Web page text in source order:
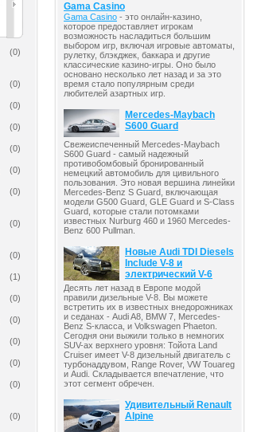
Масла Мост
(0)
(0)
(0)
(0)
(0)
(0)
(0)
(0)
(0)
(1)
(0)
(0)
(0)
(0)
(0)
(0)
Gama Casino
Gama Casino - это онлайн-казино,
которое предоставляет игрокам
возможность насладиться большим
выбором игр, включая игровые автоматы,
рулетку, блэкджек, баккара и другие
классические казино-игры. Оно было
основано несколько лет назад и за это
время стало популярным среди
любителей азартных игр.
Mercedes-Maybach
S600 Guard
Свежеиспеченный Mercedes-Maybach
S600 Guard - самый надежный
противобомбовый бронированный
немецкий автомобиль для цивильного
пользования. Это новая вершина линейки
Mercedes-Benz S Guard, включающая
модели G500 Guard, GLE Guard и S-Class
Guard, которые стали потомками
известных Nurburg 460 и 1960 Mercedes-
Benz 600 Pullman.
Новые Audi TDI Diesels
Include V-8 и
электрический V-6
Десять лет назад в Европе модой
правили дизельные V-8. Вы можете
встретить их в известных внедорожниках
и седанах - Audi A8, BMW 7, Mercedes-
Benz S-класса, и Volkswagen Phaeton.
Сегодня они выжили только в немногих
SUV-ах верхнего уровня: Тойота Land
Cruiser имеет V-8 дизельный двигатель с
турбонаддувом, Range Rover, VW Touareg
и Audi. Складывается впечатление, что
этот сегмент обречен.
Удивительный Renault
Alpine